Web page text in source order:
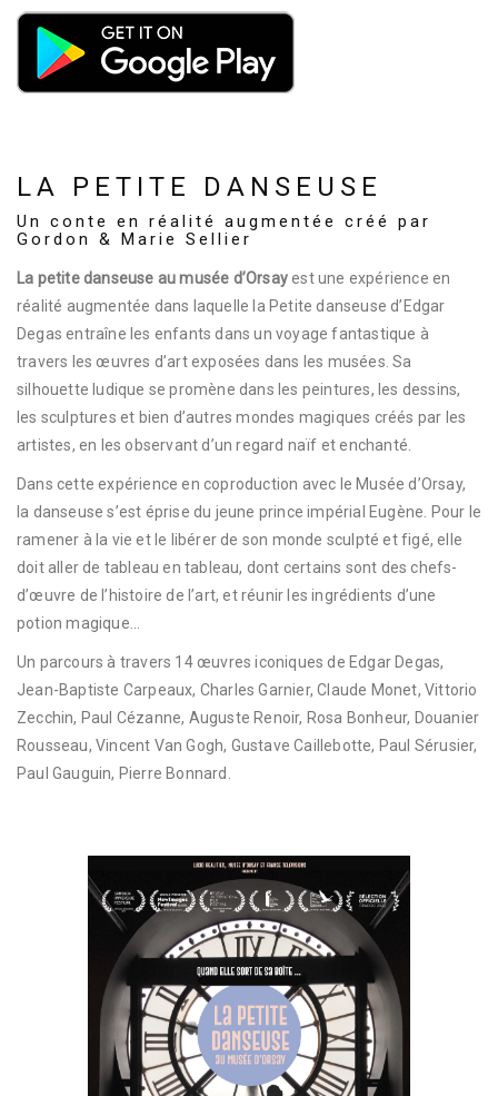
LA PETITE DANSEUSE
Un conte en réalité augmentée créé par
Gordon & Marie Sellier
La petite danseuse au musée d’Orsayest une expérience en
réalité augmentée dans laquelle la Petite danseuse d’Edgar
Degas entraîne les enfants dans un voyage fantastique à
travers les œuvres d’art exposées dans les musées. Sa
silhouette ludique se promène dans les peintures, les dessins,
les sculptures et bien d’autres mondes magiques créés par les
artistes, en les observant d’un regard naïf et enchanté.
Dans cette expérience en coproduction avec le Musée d’Orsay,
la danseuse s’est éprise du jeune prince impérial Eugène. Pour le
ramener à la vie et le libérer de son monde sculpté et figé, elle
doit aller de tableau en tableau, dont certains sont des chefs-
d’œuvre de l’histoire de l’art, et réunir les ingrédients d’une
potion magique…
Un parcours à travers 14 œuvres iconiques de Edgar Degas,
Jean-Baptiste Carpeaux, Charles Garnier, Claude Monet, Vittorio
Zecchin, Paul Cézanne, Auguste Renoir, Rosa Bonheur, Douanier
Rousseau, Vincent Van Gogh, Gustave Caillebotte, Paul Sérusier,
Paul Gauguin, Pierre Bonnard.